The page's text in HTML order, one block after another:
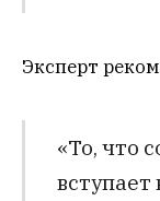
Эксперт
«То, что